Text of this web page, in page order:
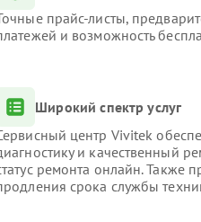
прайс-листы,
и возможность
Широкий спектр услуг
центр Vivitek
и качественный
ремонта онлайн. Также
срока службы